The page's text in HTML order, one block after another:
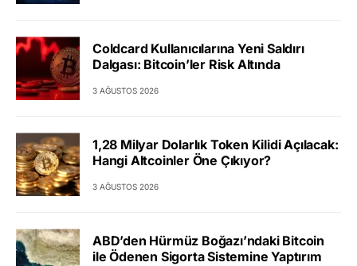
Coldcard Kullanıcılarına Yeni Saldırı
Dalgası: Bitcoin’ler Risk Altında
3 AĞUSTOS 2026
1,28 Milyar Dolarlık Token Kilidi Açılacak:
Hangi Altcoinler Öne Çıkıyor?
3 AĞUSTOS 2026
ABD’den Hürmüz Boğazı’ndaki Bitcoin
ile Ödenen Sigorta Sistemine Yaptırım